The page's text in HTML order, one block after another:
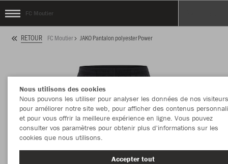
FC Moutier
RETOUR FC Moutier JAKO Pantalon polyester Power
Nous utilisons des cookies
Nous pouvons les utiliser pour analyser les données de nos
pour améliorer notre site web, pour afficher des contenus
et pour vous offrir la meilleure expérience en ligne. Vous pouvez
consulter vos paramètres pour obtenir plus d'informations sur les
cookies que nous utilisons.
Accepter tout